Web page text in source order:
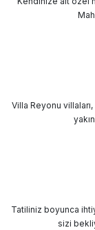
Villa Reyonu
Tatiliniz boyunca
sizi